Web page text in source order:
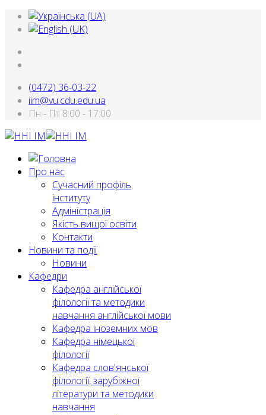
(0472) 36-03-22
iim@vu.cdu.edu.ua
Пн - Пт 8:00 - 17:00
Про нас
Сучасний профіль
інституту
Адміністрація
Якість вищої освіти
Контакти
Новини та події
Новини
Кафедри
Кафедра англійської
філології та методики
навчання англійської мови
Кафедра іноземних мов
Кафедра німецької
філології
Кафедра слов'янської
філології, зарубіжної
літератури та методики
навчання